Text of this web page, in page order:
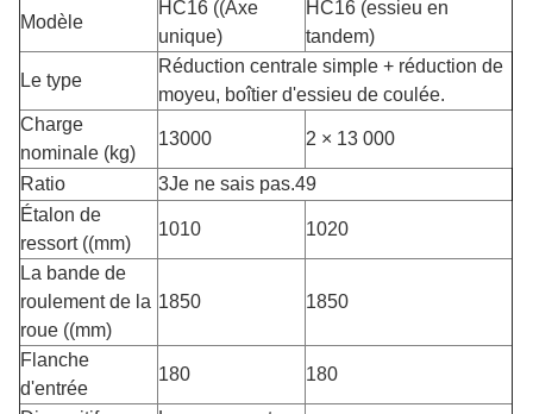
Modèle
HC16 ((Axe
unique)
HC16 (essieu en
tandem)
Le type
Réduction centrale simple + réduction de
moyeu, boîtier d'essieu de coulée.
Charge
nominale (kg)
13000 2 × 13 000
Ratio
3Je ne sais pas.49
Étalon de
ressort ((mm)
1010 1020
La bande de
roulement de la
roue ((mm)
1850 1850
Flanche
d'entrée
180 180